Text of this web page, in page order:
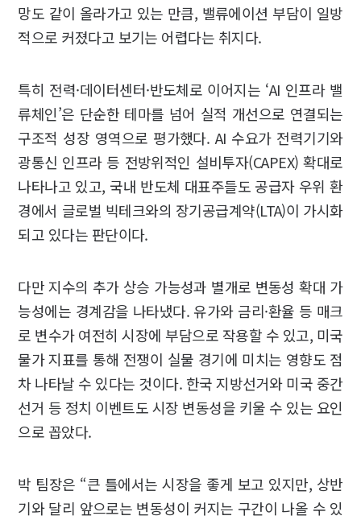
망도 같이 올라가고 있는 만큼, 밸류에이션 부담이 일방
적으로 커졌다고 보기는 어렵다는 취지다.
특히 전력·데이터센터·반도체로 이어지는 ‘AI 인프라 밸
류체인’은 단순한 테마를 넘어 실적 개선으로 연결되는
구조적 성장 영역으로 평가했다. AI 수요가 전력기기와
광통신 인프라 등 전방위적인 설비투자(CAPEX) 확대로
나타나고 있고, 국내 반도체 대표주들도 공급자 우위 환
경에서 글로벌 빅테크와의 장기공급계약(LTA)이 가시화
되고 있다는 판단이다.
다만 지수의 추가 상승 가능성과 별개로 변동성 확대 가
능성에는 경계감을 나타냈다. 유가와 금리·환율 등 매크
로 변수가 여전히 시장에 부담으로 작용할 수 있고, 미국
물가 지표를 통해 전쟁이 실물 경기에 미치는 영향도 점
차 나타날 수 있다는 것이다. 한국 지방선거와 미국 중간
선거 등 정치 이벤트도 시장 변동성을 키울 수 있는 요인
으로 꼽았다.
박 팀장은 “큰 틀에서는 시장을 좋게 보고 있지만, 상반
기와 달리 앞으로는 변동성이 커지는 구간이 나올 수 있